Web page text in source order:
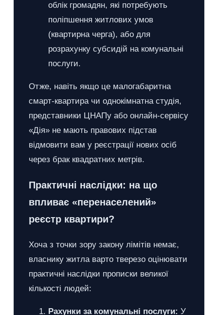
облік громадян, які потребують
поліпшення житлових умов
(квартирна черга), або для
розрахунку субсидій на комунальні
послуги.
Отже, навіть якщо це малогабаритна
смарт-квартира чи однокімнатна студія,
представники ЦНАПу або онлайн-сервісу
«Дія» не мають правових підстав
відмовити вам у реєстрації нових осіб
через брак квадратних метрів.
Практичні наслідки: на що
впливає «перенаселений»
реєстр квартири?
Хоча з точки зору закону лімітів немає,
власнику житла варто тверезо оцінювати
практичні наслідки прописки великої
кількості людей:
Рахунки за комунальні послуги: У